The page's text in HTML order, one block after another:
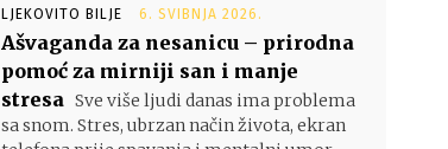
LJEKOVITO BILJE 6. SVIBNJA 2026.
Ašvaganda za nesanicu – prirodna
pomoć za mirniji san i manje
stresa Sve više ljudi danas ima problema
sa snom. Stres, ubrzan način života, ekran